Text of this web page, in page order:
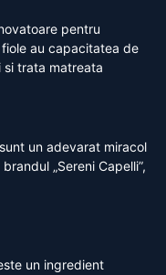
pentru
au capacitatea de
si trata matreata
un adevarat miracol
„Sereni Capelli”,
un ingredient